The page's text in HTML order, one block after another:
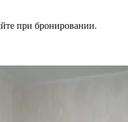
при бронировании.